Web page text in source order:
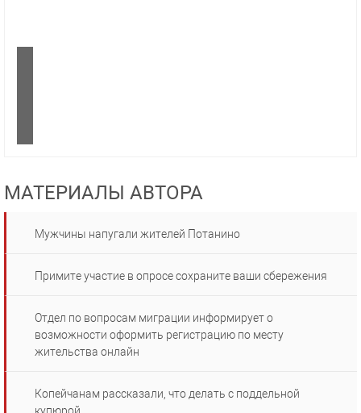
МАТЕРИАЛЫ АВТОРА
Мужчины напугали жителей Потанино
Примите участие в опросе сохраните ваши сбережения
Отдел по вопросам миграции информирует о
возможности оформить регистрацию по месту
жительства онлайн
Копейчанам рассказали, что делать с поддельной